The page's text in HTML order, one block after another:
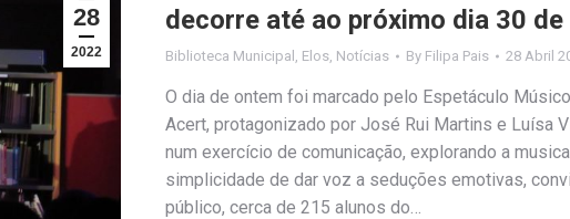
28
2022
decorre até ao próximo dia 30
Biblioteca Municipal Elos Notícias By Filipa Pais 28 Abril
O dia de ontem foi marcado pelo Espetáculo
Acert, protagonizado por José Rui Martins e Luísa
num exercício de comunicação, explorando a
simplicidade de dar voz a seduções emotivas,
público, cerca de 215 alunos do…